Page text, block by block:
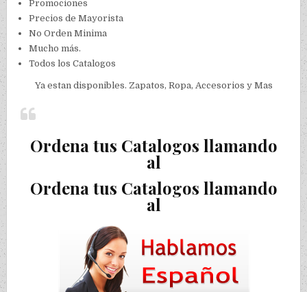
Promociones
Precios de Mayorista
No Orden Minima
Mucho más.
Todos los Catalogos
Ya estan disponibles. Zapatos, Ropa, Accesorios y Mas
Ordena tus Catalogos llamando
al
Ordena tus Catalogos llamando
al